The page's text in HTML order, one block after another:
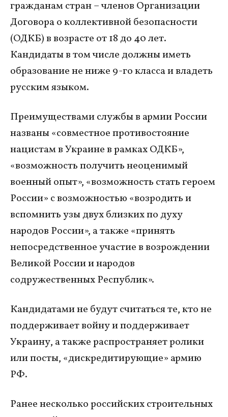
гражданам стран – членов Организации
Договора о коллективной безопасности
(ОДКБ) в возрасте от 18 до 40 лет.
Кандидаты в том числе должны иметь
образование не ниже 9-го класса и владеть
русским языком.
Преимуществами службы в армии России
названы «совместное противостояние
нацистам в Украине в рамках ОДКБ»,
«возможность получить неоценимый
военный опыт», «возможность стать героем
России» с возможностью «возродить и
вспомнить узы двух близких по духу
народов России», а также «принять
непосредственное участие в возрождении
Великой России и народов
содружественных Республик».
Кандидатами не будут считаться те, кто не
поддерживает войну и поддерживает
Украину, а также распространяет ролики
или посты, «дискредитирующие» армию
РФ.
Ранее несколько российских строительных